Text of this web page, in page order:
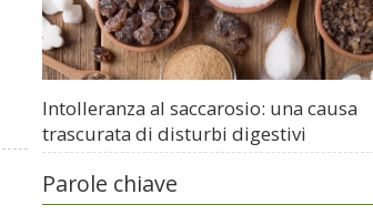
Intolleranza al saccarosio: una causa
trascurata di disturbi digestivi
Parole chiave